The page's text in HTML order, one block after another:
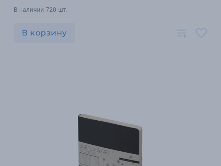
В наличии 720 шт.
В корзину